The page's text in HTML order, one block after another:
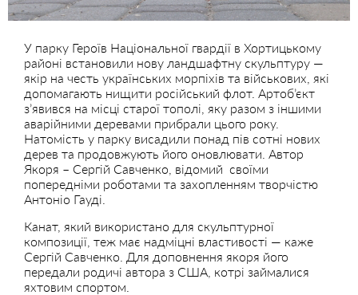
У парку Героїв Національної гвардії в Хортицькому
районі встановили нову ландшафтну скульптуру —
якір на честь українських морпіхів та військових, які
допомагають нищити російський флот. Артоб’єкт
з’явився на місці старої тополі, яку разом з іншими
аварійними деревами прибрали цього року.
Натомість у парку висадили понад пів сотні нових
дерев та продовжують його оновлювати. Автор
Якоря – Сергій Савченко, відомий своїми
попередніми роботами та захопленням творчістю
Антоніо Гауді.
Канат, який використано для скульптурної
композиції, теж має надміцні властивості — каже
Сергій Савченко. Для доповнення якоря його
передали родичі автора з США, котрі займалися
яхтовим спортом.